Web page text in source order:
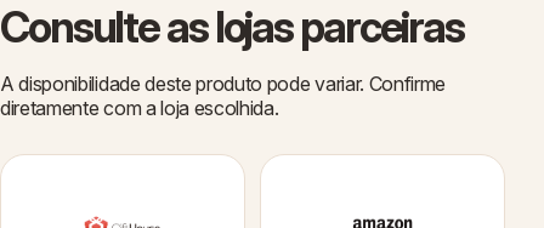
Consulte as lojas parceiras
A disponibilidade deste produto pode variar. Confirme
diretamente com a loja escolhida.